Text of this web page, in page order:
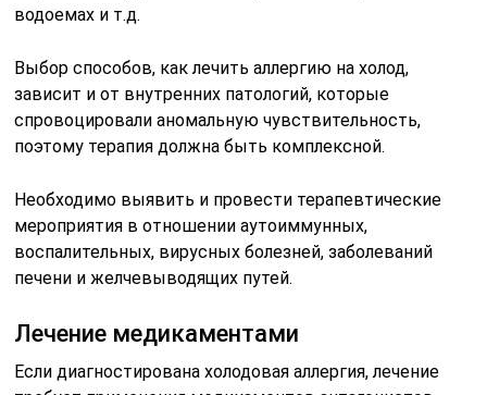
водоемах и т.д.
Выбор способов, как лечить аллергию на холод,
зависит и от внутренних патологий, которые
спровоцировали аномальную чувствительность,
поэтому терапия должна быть комплексной.
Необходимо выявить и провести терапевтические
мероприятия в отношении аутоиммунных,
воспалительных, вирусных болезней, заболеваний
печени и желчевыводящих путей.
Лечение медикаментами
Если диагностирована холодовая аллергия, лечение